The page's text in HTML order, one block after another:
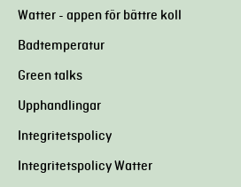
Watter - appen för bättre koll
Badtemperatur
Green talks
Upphandlingar
Integritetspolicy
Integritetspolicy Watter